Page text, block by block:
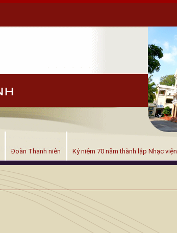
Đoàn Thanh niên Kỷ niệm 70 năm thành lập Nhạc viện